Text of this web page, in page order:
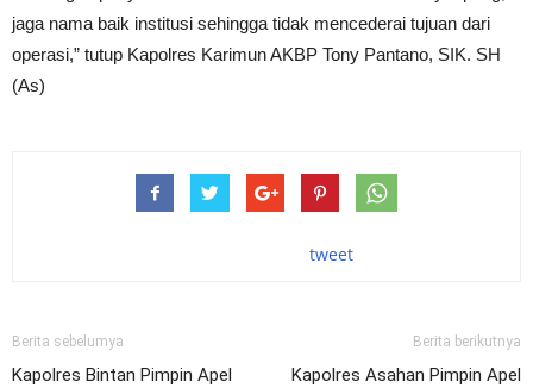
jaga nama baik institusi sehingga tidak mencederai tujuan dari
operasi,” tutup Kapolres Karimun AKBP Tony Pantano, SIK. SH
(As)
tweet
Berita sebelumya
Kapolres Bintan Pimpin Apel
Berita berikutnya
Kapolres Asahan Pimpin Apel